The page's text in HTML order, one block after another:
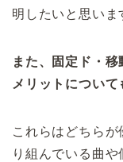
明したいと思いま
また、固定ド・
メリットについて
これらはどちら
り組んでいる曲